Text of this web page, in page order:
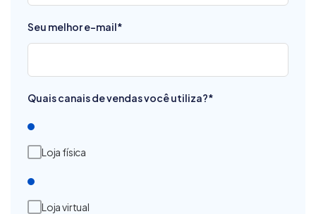
Seu melhor e-mail*
Quais canais de vendas você utiliza?*
Loja física
Loja virtual